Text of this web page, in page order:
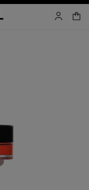
cuenta